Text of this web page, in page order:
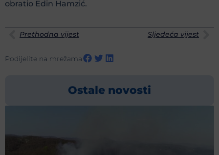
obratio Edin Hamzić.
Prethodna vijest Sljedeća vijest
Podijelite na mrežama
Ostale novosti